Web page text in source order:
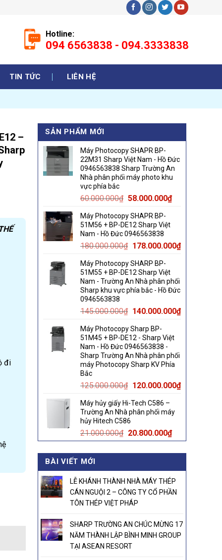
Hotline:
094 6563838 - 094.3333838
TIN TỨC LIÊN HỆ
SẢN PHẨM MỚI
Máy Photocopy SHAPR BP-
22M31 Sharp Việt Nam - Hồ Đức
0946563838 Sharp Trường An
Nhà phân phối máy photo khu
vực phía bắc
60.000.000₫ Original
was:
60.000.000₫.
58.000.000₫Current
Máy Photocopy SHAPR BP-
51M56 + BP-DE12 Sharp Việt
Nam - Hồ Đức 0946563838
180.000.000₫ Original
was:
180.000.000₫.
178.000.000₫Current
Máy Photocopy SHARP BP-
51M55 + BP-DE12 Sharp Việt
Nam - Trường An Nhà phân phối
Sharp khu vực phía bắc - Hồ Đức
0946563838
145.000.000₫ Original
was:
145.000.000₫.
140.000.000₫Current
Máy Photocopy Sharp BP-
51M45 + BP-DE12 - Sharp Việt
Nam - Hồ Đức 0946563838 -
Sharp Trường An Nhà phân phối
máy Photocopy Sharp KV Phía
Bắc
125.000.000₫ Original
was:
125.000.000₫.
120.000.000₫Current
Máy hủy giấy Hi-Tech C586 –
Trường An Nhà phân phối máy
hủy Hitech C586
21.000.000₫ Original
price
was:
20.800.000₫Current
price
is:
BÀI VIẾT MỚI
LỄ KHÁNH THÀNH NHÀ MÁY THÉP
CÁN NGUỘI 2 – CÔNG TY CỔ PHẦN
TÔN THÉP VIỆT PHÁP
SHARP TRƯỜNG AN CHÚC MỪNG 17
NĂM THÀNH LẬP BÌNH MINH GROUP
TẠI ASEAN RESORT
–
đi
Nam - Hồ Đức 0946563838 - Sharp Trường An Nhà phân phối